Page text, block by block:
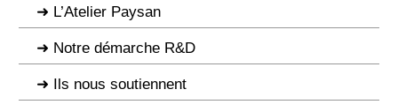
L’Atelier Paysan
Notre démarche R&D
Ils nous soutiennent